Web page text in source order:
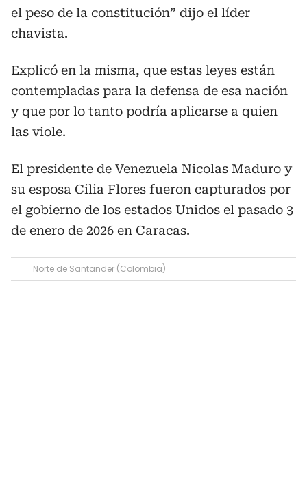
el peso de la constitución” dijo el líder
chavista.
Explicó en la misma, que estas leyes están
contempladas para la defensa de esa nación
y que por lo tanto podría aplicarse a quien
las viole.
El presidente de Venezuela Nicolas Maduro y
su esposa Cilia Flores fueron capturados por
el gobierno de los estados Unidos el pasado 3
de enero de 2026 en Caracas.
Norte de Santander (Colombia)